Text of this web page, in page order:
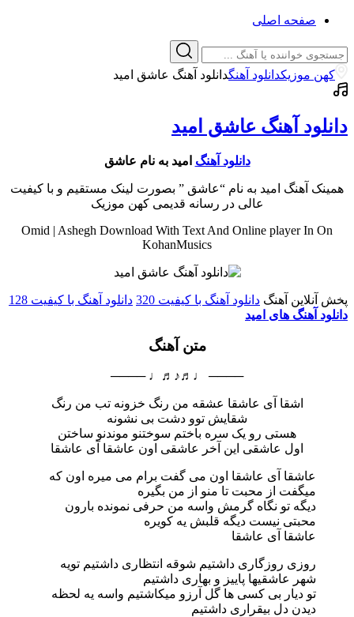
صفحه اصلی
کهن موزیکدانلود آهنگدانلود آهنگ عاشق امید
دانلود آهنگ عاشق امید
دانلود آهنگ امید به نام عاشق
همینک آهنگ امید به نام “عاشق ” بصورت لینک مستقیم و با کیفیت
عالی در رسانه قدیمی کهن موزیک
Omid | Ashegh Download With Text And Online player In On
KohanMusics
پخش آنلاین آهنگ دانلود آهنگ با کیفیت 320
دانلود آهنگ با کیفیت 128
دانلود آهنگ های امید
متن آهنگ
──── ♩♬♪♬♩ ────
اشقا آی عاشقا عشقه من رنگ خزونه تب من رنگ
شقایش توو دشت بی نشونه
هستی رو یک سره باختم سوختنو موندنو ساختن
اول عاشقی این آخر عاشقی اون عاشقا آی عاشقا
عاشقا آی عاشقا اون می گفت برام می میره اون که
میگفت از محبت تا منو از من بگیره
دیگه تو نگاه گرمش واسه من حرفی نمونده بارون
محبتی نیست دیگه قلبش یه کویره
عاشقا آی عاشقا
روزی روزگاری داشتیم شوقه انتظاری داشتیم تویه
شهر عاشقیها پاییز و بهاری داشتیم
تو دیار بی کسی ها گل آرزو میکاشتیم واسه یه لحظه
دیدن دل بیقراری داشتیم